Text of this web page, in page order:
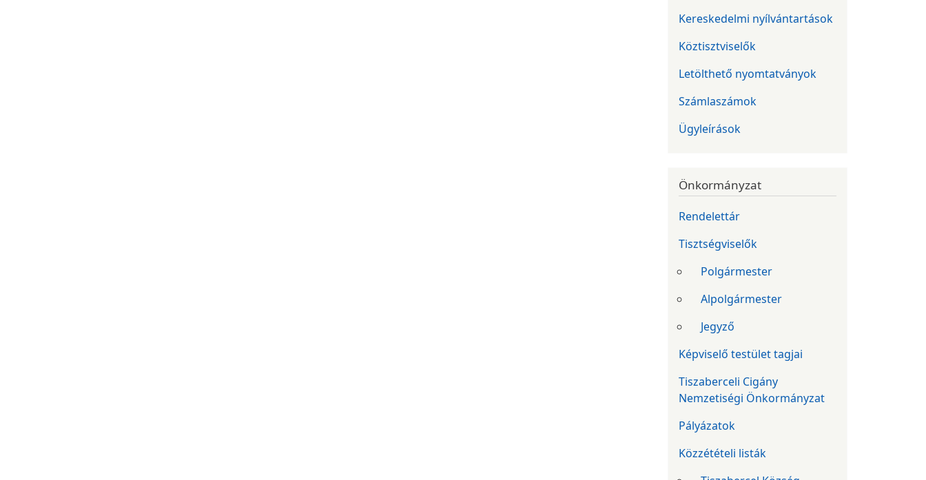
Kereskedelmi nyílvántartások
Köztisztviselők
Letölthető nyomtatványok
Számlaszámok
Ügyleírások
Önkormányzat
Rendelettár
Tisztségviselők
Polgármester
Alpolgármester
Jegyző
Képviselő testület tagjai
Tiszaberceli Cigány
Nemzetiségi Önkormányzat
Pályázatok
Közzétételi listák